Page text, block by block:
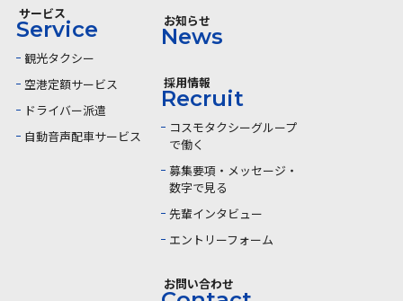
サービス
観光タクシー
空港定額サービス
ドライバー派遣
自動音声配車サービス
お知らせ
採用情報
コスモタクシーグループ
で働く
募集要項・メッセージ・
数字で見る
先輩インタビュー
エントリーフォーム
お問い合わせ